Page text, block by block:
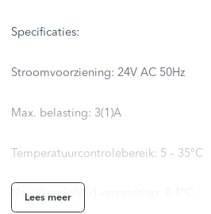
Specificaties:
Stroomvoorziening: 24V AC 50Hz
Max. belasting: 3(1)A
Temperatuurcontrolebereik: 5 – 35°C
Nauwkeurigheid van meting: 0.1°C
Lees meer